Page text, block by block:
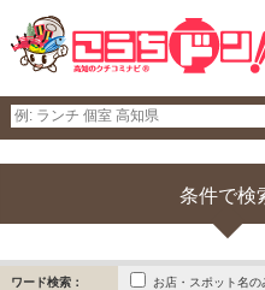
条件で検
ワード検索： お店・スポット名の